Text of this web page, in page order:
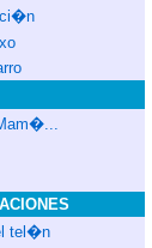
tel�n